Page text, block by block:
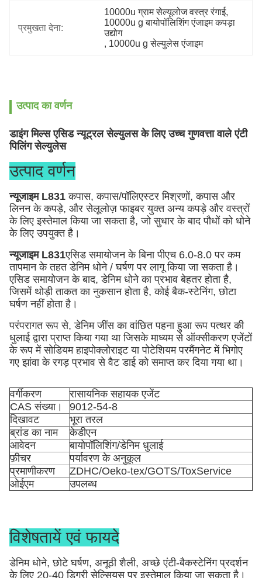
प्रमुखता देना:
10000u ग्राम सेल्यूलोज वस्त्र रंगाई,
10000u g बायोपॉलिशिंग एंजाइम कपड़ा
उद्योग
, 10000u g सेल्युलेस एंजाइम
उत्पाद का वर्णन
डाइंग मिल्स एसिड न्यूट्रल सेल्युलस के लिए उच्च गुणवत्ता वाले एंटी
पिलिंग सेल्युलेस
उत्पाद वर्णन
न्यूजाइम L831 कपास, कपास/पॉलिएस्टर मिश्रणों, कपास और
लिनन के कपड़े, और सेलूलोज़ फाइबर युक्त अन्य कपड़े और वस्त्रों
के लिए इस्तेमाल किया जा सकता है, जो सुधार के बाद पौधों को धोने
के लिए उपयुक्त है।
न्यूजाइम L831एसिड समायोजन के बिना पीएच 6.0-8.0 पर कम
तापमान के तहत डेनिम धोने / घर्षण पर लागू किया जा सकता है।
एसिड समायोजन के बाद, डेनिम धोने का प्रभाव बेहतर होता है,
जिसमें थोड़ी ताकत का नुकसान होता है, कोई बैक-स्टेनिंग, छोटा
घर्षण नहीं होता है।
परंपरागत रूप से, डेनिम जींस का वांछित पहना हुआ रूप पत्थर की
धुलाई द्वारा प्राप्त किया गया था जिसके माध्यम से ऑक्सीकरण एजेंटों
के रूप में सोडियम हाइपोक्लोराइट या पोटेशियम परमैंगनेट में भिगोए
गए झांवा के रगड़ प्रभाव से वैट डाई को समाप्त कर दिया गया था।
वर्गीकरण
रासायनिक सहायक एजेंट
CAS संख्या।
9012-54-8
दिखावट
भूरा तरल
ब्रांड का नाम
केडीएन
आवेदन
बायोपॉलिशिंग/डेनिम धुलाई
फ़ीचर
पर्यावरण के अनुकूल
प्रमाणीकरण
ZDHC/Oeko-tex/GOTS/ToxService
ओईएम
उपलब्ध
विशेषतायें एवं फायदे
डेनिम धोने, छोटे घर्षण, अनूठी शैली, अच्छे एंटी-बैकस्टेनिंग प्रदर्शन
के लिए 20-40 डिग्री सेल्सियस पर इस्तेमाल किया जा सकता है।